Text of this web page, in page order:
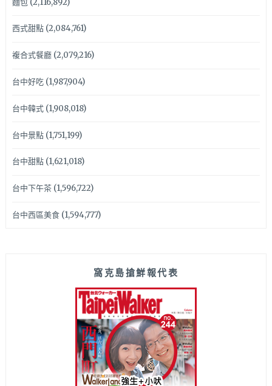
西式甜點(2,084,761)
複合式餐廳(2,079,216)
台中好吃(1,987,904)
台中韓式(1,908,018)
台中景點(1,751,199)
台中甜點(1,621,018)
台中下午茶(1,596,722)
台中西區美食(1,594,777)
窩克島搶鮮報代表